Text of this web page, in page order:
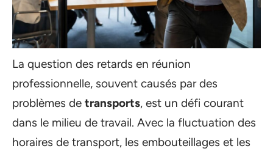
La question des retards en réunion
professionnelle, souvent causés par des
problèmes de transports, est un défi courant
dans le milieu de travail. Avec la fluctuation des
horaires de transport, les embouteillages et les